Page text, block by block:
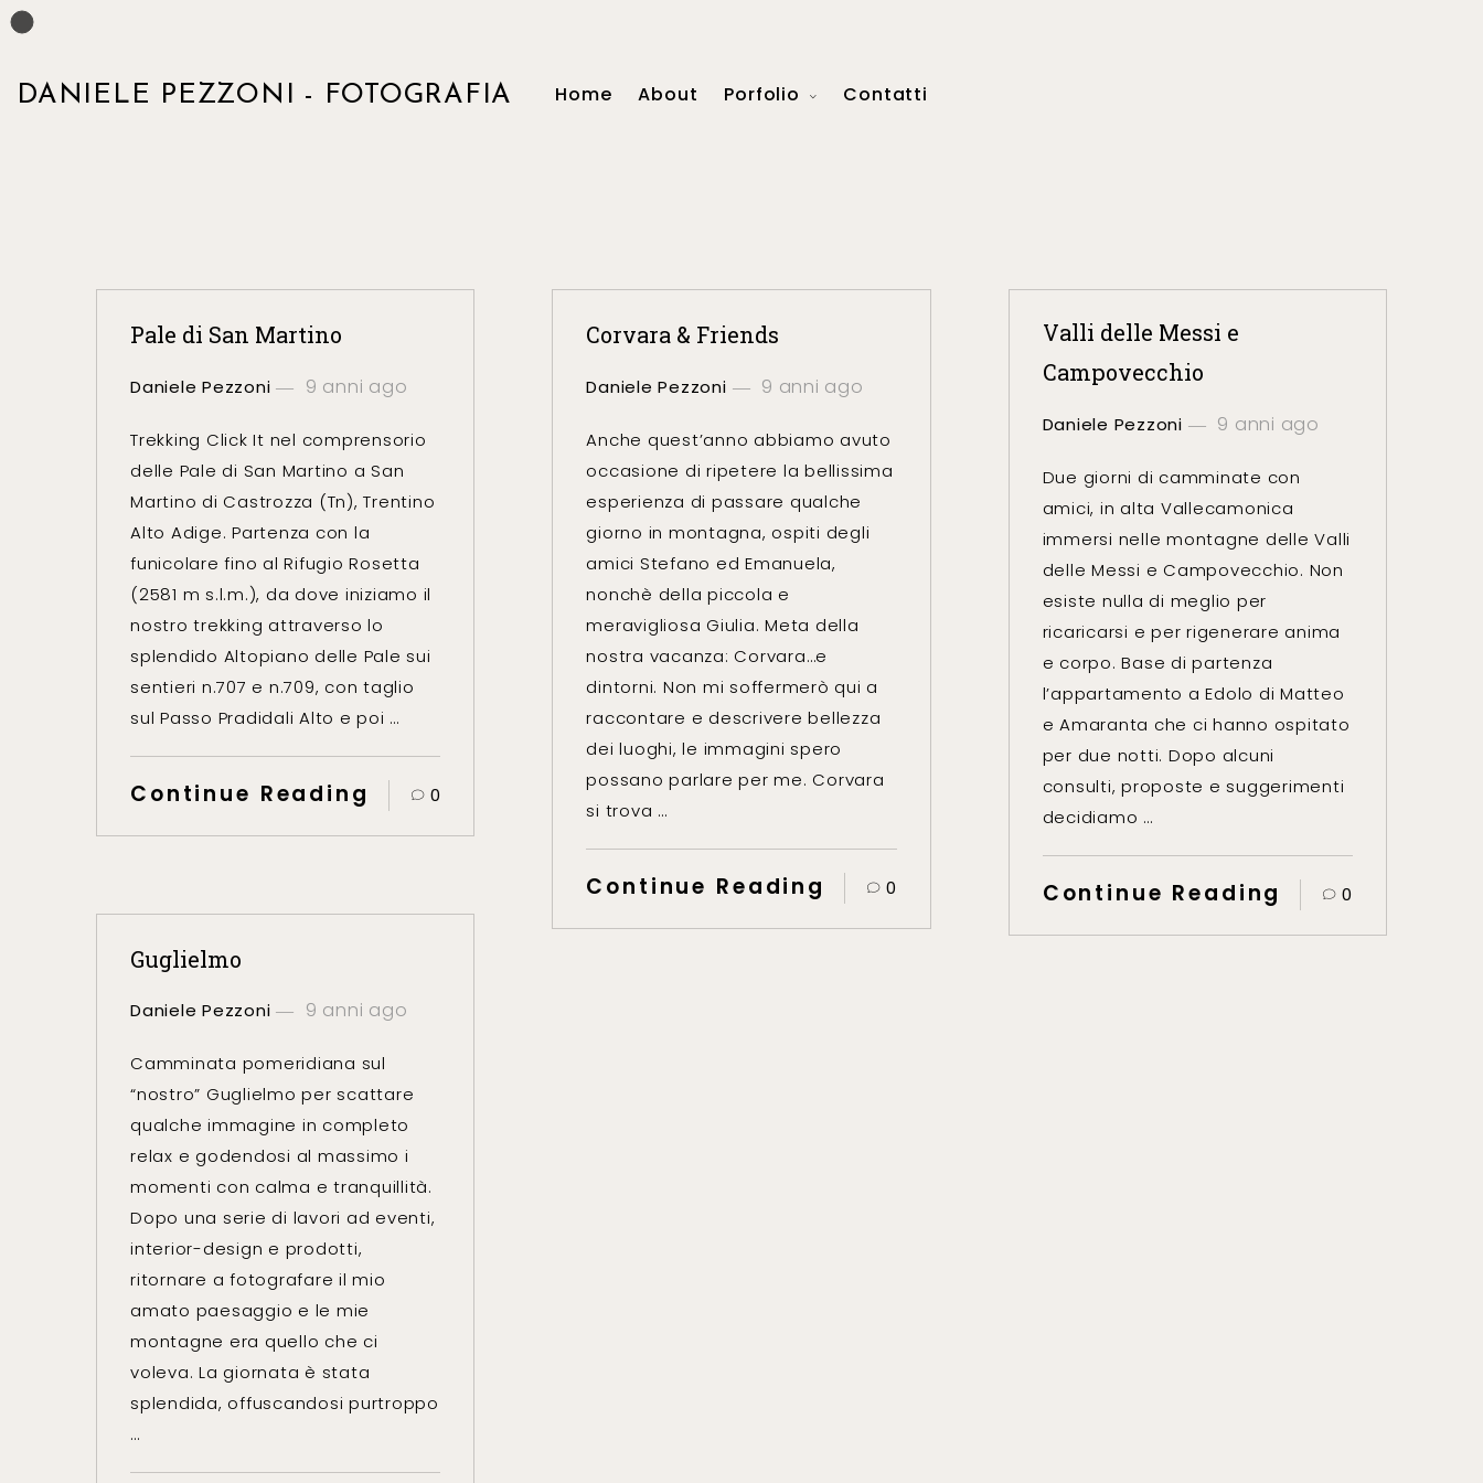
DANIELE PEZZONI - FOTOGRAFIA Home About Porfolio Contatti
Pale di San Martino
Daniele Pezzoni 9 anni ago
Trekking Click It nel comprensorio
delle Pale di San Martino a San
Martino di Castrozza (Tn), Trentino
Alto Adige. Partenza con la
funicolare fino al Rifugio Rosetta
(2581 m s.l.m.), da dove iniziamo il
nostro trekking attraverso lo
splendido Altopiano delle Pale sui
sentieri n.707 e n.709, con taglio
sul Passo Pradidali Alto e poi …
Continue Reading 0
Corvara & Friends
Daniele Pezzoni 9 anni ago
Anche quest’anno abbiamo avuto
occasione di ripetere la bellissima
esperienza di passare qualche
giorno in montagna, ospiti degli
amici Stefano ed Emanuela,
nonchè della piccola e
meravigliosa Giulia. Meta della
nostra vacanza: Corvara…e
dintorni. Non mi soffermerò qui a
raccontare e descrivere bellezza
dei luoghi, le immagini spero
possano parlare per me. Corvara
si trova …
Continue Reading 0
Valli delle Messi e
Campovecchio
Daniele Pezzoni 9 anni ago
Due giorni di camminate con
amici, in alta Vallecamonica
immersi nelle montagne delle Valli
delle Messi e Campovecchio. Non
esiste nulla di meglio per
ricaricarsi e per rigenerare anima
e corpo. Base di partenza
l’appartamento a Edolo di Matteo
e Amaranta che ci hanno ospitato
per due notti. Dopo alcuni
consulti, proposte e suggerimenti
decidiamo …
Continue Reading 0
Guglielmo
Daniele Pezzoni 9 anni ago
Camminata pomeridiana sul
“nostro” Guglielmo per scattare
qualche immagine in completo
relax e godendosi al massimo i
momenti con calma e tranquillità.
Dopo una serie di lavori ad eventi,
interior-design e prodotti,
ritornare a fotografare il mio
amato paesaggio e le mie
montagne era quello che ci
voleva. La giornata è stata
splendida, offuscandosi purtroppo
…